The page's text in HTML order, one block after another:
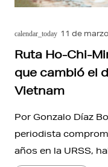
calendar_today 11 de
Ruta Ho-Chi-
que cambió el
Vietnam
Por Gonzalo Díaz
periodista
años en la URSS,